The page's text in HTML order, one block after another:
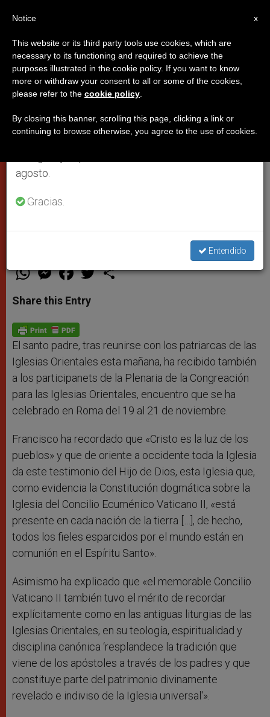
El santo padre: no podemos
resignarnos a un Oriente Medio
sin cristianos
El papa a la Plenaria de la Congregación
de Pedro vela para que la variedad
PAPAS
W
t
s
p
p
M
e
s
e
g
e
r
F
a
e
b
o
k
T
w
S
Share this Entry
El santo padre, tras reunirse con los patriarcas de las
Iglesias Orientales esta mañana, ha recibido también
a los participanets de la Plenaria de la Congreación
para las Iglesias Orientales, encuentro que se ha
celebrado en Roma del 19 al 21 de noviembre.
Francisco ha recordado que «Cristo es la luz de los
pueblos» y que de oriente a occidente toda la Iglesia
da este testimonio del Hijo de Dios, esta Iglesia que,
como evidencia la Constitución dogmática sobre la
Iglesia del Concilio Ecuménico Vaticano II, «está
presente en cada nación de la tierra […], de hecho,
todos los fieles esparcidos por el mundo están en
comunión en el Espíritu Santo».
Asimismo ha explicado que «el memorable Concilio
Vaticano II también tuvo el mérito de recordar
explícitamente como en las antiguas liturgias de las
Iglesias Orientales, en su teología, espiritualidad y
disciplina canónica ‘resplandece la tradición que
viene de los apóstoles a través de los padres y que
constituye parte del patrimonio divinamente
revelado e indiviso de la Iglesia universal'».
×
Aviso importante
Del 27 de julio al 7 de agosto haremos la pausa
anual, aprovechando que en el periodo de verano
se generan menos informaciones y también el
agosto.
Gracias.
Entendido
x
Notice
This website or its third party tools use cookies, which are
necessary to its functioning and required to achieve the
purposes illustrated in the cookie policy. If you want to know
more or withdraw your consent to all or some of the cookies,
please refer to the cookie policy
By closing this banner, scrolling this page, clicking a link or
continuing to browse otherwise, you agree to the use of cookies.